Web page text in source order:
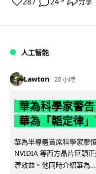
人工智能
Lawton 20 小時
華為科學家警
華為「韜定律
華為半導體首席科學家廖
NVIDIA 等西方晶片巨頭
濟效益。他同時介紹華為...